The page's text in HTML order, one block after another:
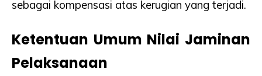
sebagai kompensasi atas kerugian yang terjadi.
Ketentuan Umum Nilai Jaminan
Pelaksanaan